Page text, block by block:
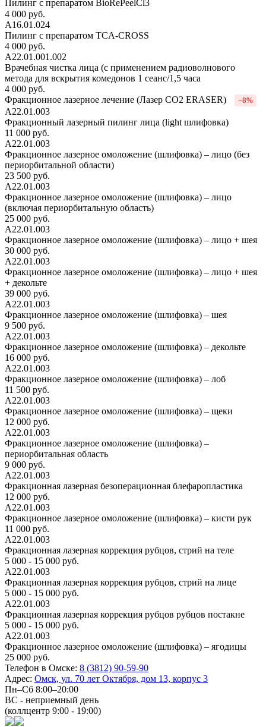
Пилинг с препаратом BioRePeelCl3
4 000 руб.
А16.01.024
Пилинг с препаратом TCA-CROSS
4 000 руб.
А22.01.001.002
Врачебная чистка лица (с применением радиоволнового
метода для вскрытия комедонов 1 сеанс/1,5 часа
4 000 руб.
Фракционное лазерное лечение (Лазер СО2 ERASER)
−8%
А22.01.003
Фракционный лазерный пилинг лица (light шлифовка)
11 000 руб.
А22.01.003
Фракционное лазерное омоложение (шлифовка) – лицо (без
периорбитальной области)
23 500 руб.
А22.01.003
Фракционное лазерное омоложение (шлифовка) – лицо
(включая периорбитальную область)
25 000 руб.
А22.01.003
Фракционное лазерное омоложение (шлифовка) – лицо + шея
30 000 руб.
А22.01.003
Фракционное лазерное омоложение (шлифовка) – лицо + шея
+ декольте
39 000 руб.
А22.01.003
Фракционное лазерное омоложение (шлифовка) – шея
9 500 руб.
А22.01.003
Фракционное лазерное омоложение (шлифовка) – декольте
16 000 руб.
А22.01.003
Фракционное лазерное омоложение (шлифовка) – лоб
11 500 руб.
А22.01.003
Фракционное лазерное омоложение (шлифовка) – щеки
12 000 руб.
А22.01.003
Фракционное лазерное омоложение (шлифовка) –
периорбитальная область
9 000 руб.
А22.01.003
Фракционная лазерная безоперационная блефаропластика
12 000 руб.
А22.01.003
Фракционное лазерное омоложение (шлифовка) – кисти рук
11 000 руб.
А22.01.003
Фракционная лазерная коррекция рубцов, стрий на теле
5 000 - 15 000 руб.
А22.01.003
Фракционная лазерная коррекция рубцов, стрий на лице
5 000 - 15 000 руб.
А22.01.003
Фракционная лазерная коррекция рубцов рубцов постакне
5 000 - 15 000 руб.
А22.01.003
Фракционное лазерное омоложение (шлифовка) – ягодицы
25 000 руб.
Телефон в Омске: 8 (3812) 90-59-90
Адрес: Омск, ул. 70 лет Октября, дом 13, корпус 3
Пн–Сб 8:00–20:00
ВС - неприемный день
(коллцентр 9:00 - 19:00)